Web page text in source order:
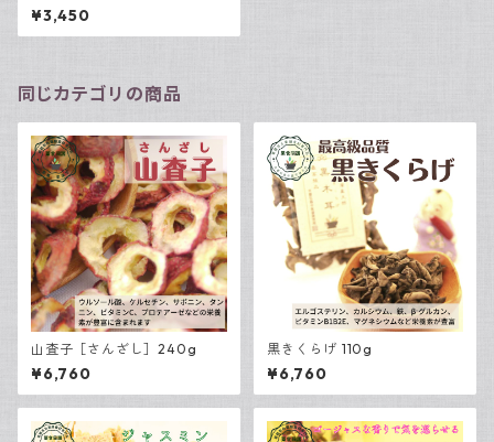
¥3,450
同じカテゴリの商品
山査子［さんざし］240g
¥6,760
黒きくらげ 110g
¥6,760